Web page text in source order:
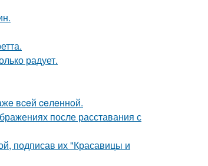
радует.
вceй ceлeннoй.
после расставания с
подписав их "Красавицы и